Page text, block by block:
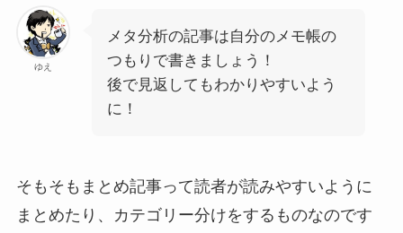
ゆえ
メタ分析の記事は自分のメモ帳の
つもりで書きましょう！
後で見返してもわかりやすいよう
に！
そもそもまとめ記事って読者が読みやすいように
まとめたり、カテゴリー分けをするものなのです